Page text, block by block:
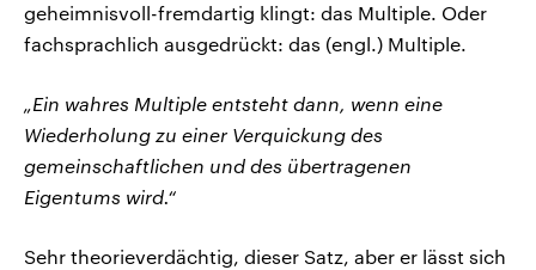
geheimnisvoll-fremdartig klingt: das Multiple. Oder
fachsprachlich ausgedrückt: das (engl.) Multiple.
„Ein wahres Multiple entsteht dann, wenn eine
Wiederholung zu einer Verquickung des
gemeinschaftlichen und des übertragenen
Eigentums wird.“
Sehr theorieverdächtig, dieser Satz, aber er lässt sich